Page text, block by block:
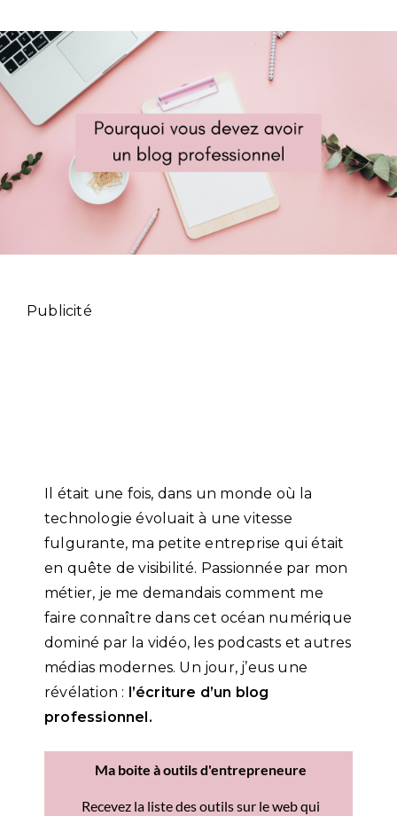
Publicité
Il était une fois, dans un monde où la
technologie évoluait à une vitesse
fulgurante, ma petite entreprise qui était
en quête de visibilité. Passionnée par mon
métier, je me demandais comment me
faire connaître dans cet océan numérique
dominé par la vidéo, les podcasts et autres
médias modernes. Un jour, j’eus une
révélation : l’écriture d’un blog
professionnel.